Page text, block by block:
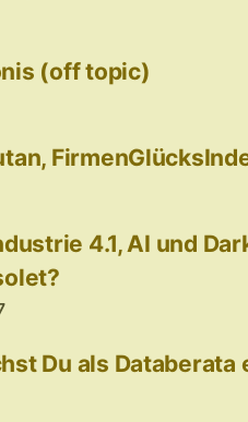
(off topic)
4.1, AI und
Du als